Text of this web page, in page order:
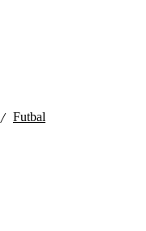
/ Futbal